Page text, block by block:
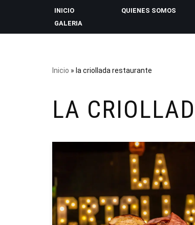
INICIO QUIENES SOMOS
GALERIA
Inicio » la criollada restaurante
LA